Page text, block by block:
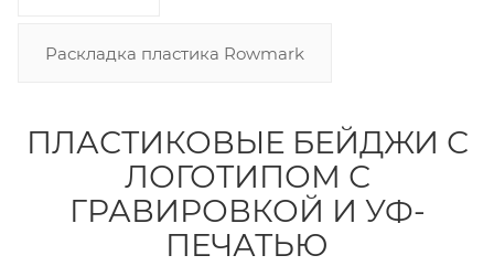
Раскладка пластика Rowmark
ПЛАСТИКОВЫЕ БЕЙДЖИ С
ЛОГОТИПОМ С
ГРАВИРОВКОЙ И УФ-
ПЕЧАТЬЮ